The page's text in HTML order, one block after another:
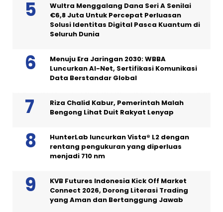
Wultra Menggalang Dana Seri A Senilai
€6,8 Juta Untuk Percepat Perluasan
Solusi Identitas Digital Pasca Kuantum di
Seluruh Dunia
Menuju Era Jaringan 2030: WBBA
Luncurkan AI-Net, Sertifikasi Komunikasi
Data Berstandar Global
Riza Chalid Kabur, Pemerintah Malah
Bengong Lihat Duit Rakyat Lenyap
HunterLab luncurkan Vista® L2 dengan
rentang pengukuran yang diperluas
menjadi 710 nm
KVB Futures Indonesia Kick Off Market
Connect 2026, Dorong Literasi Trading
yang Aman dan Bertanggung Jawab